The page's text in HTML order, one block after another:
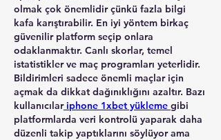
olmak çok önemlidir çünkü fazla bilgi
kafa karıştırabilir. En iyi yöntem birkaç
güvenilir platform seçip onlara
odaklanmaktır. Canlı skorlar, temel
istatistikler ve maç programları yeterlidir.
Bildirimleri sadece önemli maçlar için
açmak da dikkat dağınıklığını azaltır. Bazı
kullanıcılar iphone 1xbet yükleme gibi
platformlarda veri kontrolü yaparak daha
düzenli takip yaptıklarını söylüyor ama